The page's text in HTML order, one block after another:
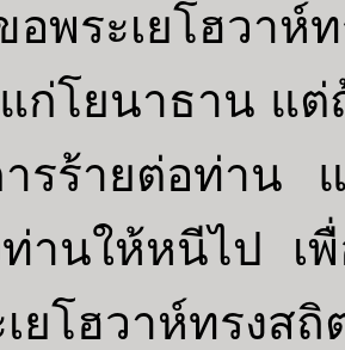
อพระเยโฮวา
ก่โยนาธาน แต่
รร้ายต่อท่าน
ท่านให้หนีไป เ
ยโฮวาห์ทรงส